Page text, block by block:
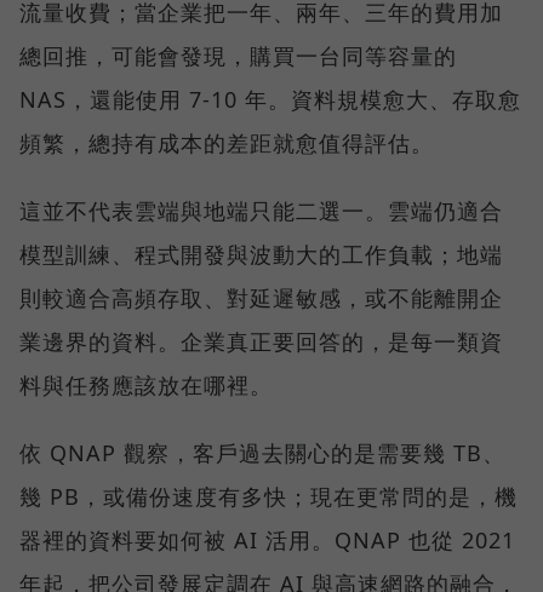
流量收費；當企業把一年、兩年、三年的費用加
總回推，可能會發現，購買一台同等容量的
NAS，還能使用 7-10 年。資料規模愈大、存取愈
頻繁，總持有成本的差距就愈值得評估。
這並不代表雲端與地端只能二選一。雲端仍適合
模型訓練、程式開發與波動大的工作負載；地端
則較適合高頻存取、對延遲敏感，或不能離開企
業邊界的資料。企業真正要回答的，是每一類資
料與任務應該放在哪裡。
依 QNAP 觀察，客戶過去關心的是需要幾 TB、
幾 PB，或備份速度有多快；現在更常問的是，機
器裡的資料要如何被 AI 活用。QNAP 也從 2021
年起，把公司發展定調在 AI 與高速網路的融合，